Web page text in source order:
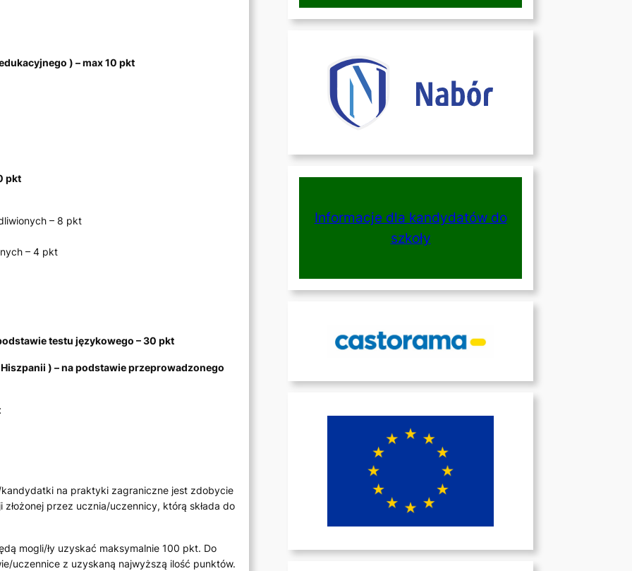
) – max 10 pkt
pkt
– 8 pkt
– 4 pkt
testu językowego – 30 pkt
) – na podstawie przeprowadzonego
na praktyki zagraniczne jest zdobycie
przez ucznia/uczennicy, którą składa do
mogli/ły uzyskać maksymalnie 100 pkt. Do
uczennice z uzyskaną najwyższą ilość punktów.
Informacje dla kandydatów do
szkoły